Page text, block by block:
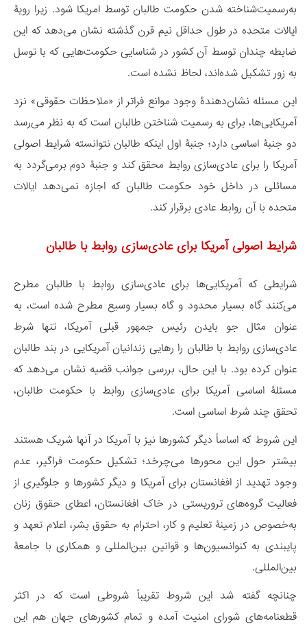
به‌رسمیت‌شناخته شدن حکومت طالبان توسط امریکا شود. زیرا رویۀ
ایالات متحده در طول حداقل نیم قرن گذشته نشان می‌دهد که این
ضابطه چندان توسط آن کشور در شناسایی حکومت‌هایی که با توسل
به زور تشکیل شده‌اند، لحاظ نشده است.
این مسئله نشان‌دهندۀ وجود موانع فراتر از «ملاحظات حقوقی» نزد
آمریکایی‌ها، برای به رسمیت شناختن طالبان است که به نظر می‌رسد
دو جنبۀ اساسی دارد؛ جنبۀ اول اینکه طالبان نتوانسته شرایط اصولی
آمریکا را برای عادی‌سازی روابط محقق کند و جنبۀ دوم برمی‌گردد به
مسائلی در داخل خود حکومت طالبان که اجازه نمی‌دهد ایالات
متحده با آن روابط عادی برقرار کند.
شرایط اصولی آمریکا برای عادی‌سازی روابط با طالبان
شرایطی که آمریکایی‌ها برای عادی‌سازی روابط با طالبان مطرح
می‌کنند گاه بسیار محدود و گاه بسیار وسیع مطرح ‌شده است، به
عنوان مثال جو بایدن رئیس جمهور قبلی آمریکا، تنها شرط
عادی‌سازی روابط با طالبان را رهایی زندانیان آمریکایی در بند طالبان
عنوان کرده بود. با این حال، بررسی جوانب قضیه نشان می‌‌دهد که
مسئلۀ‌ اساسی آمریکا برای عادی‌سازی روابط با حکومت طالبان،
تحقق چند شرط اساسی است.
این شروط که اساساً دیگر کشورها نیز با آمریکا در آنها شریک هستند
بیشتر حول این محورها می‌چرخد؛ تشکیل حکومت فراگیر، عدم
وجود تهدید از افغانستان برای آمریکا و دیگر کشورها و جلوگیری از
فعالیت گروه‌های تروریستی در خاک افغانستان، اعطای حقوق زنان
به‌خصوص در زمینۀ تعلیم و کار، احترام به حقوق بشر، اعلام تعهد و
پایبندی به کنوانسیون‌ها و قوانین بین‌المللی و همکاری با جامعۀ
بین‌المللی.
چنانچه گفته شد این شروط تقریباً شروطی است که در اکثر
قطعنامه‌های شورای امنیت آمده و تمام کشورهای جهان هم این